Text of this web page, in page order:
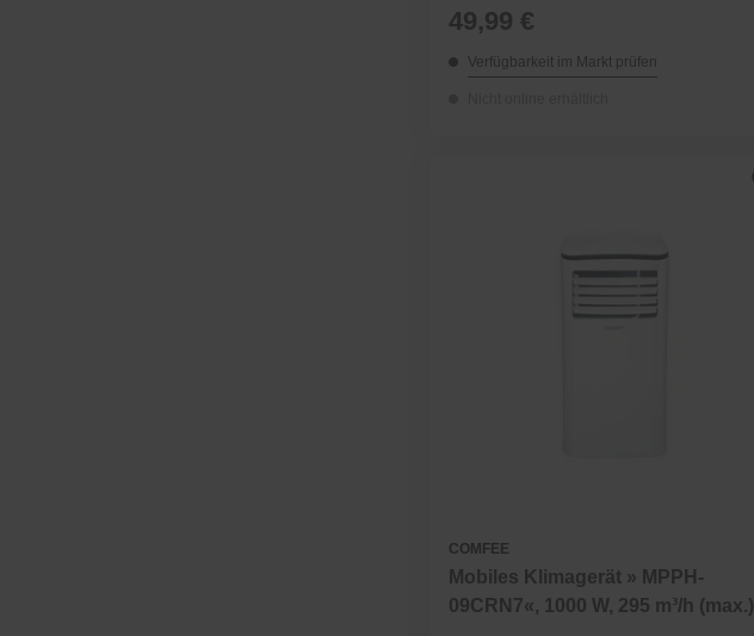
49,99 €
Verfügbarkeit im Markt prüfen
COMFEE
Mobiles Klimagerät » MPPH-
09CRN7«, 1000 W, 295 m³/h (max.)